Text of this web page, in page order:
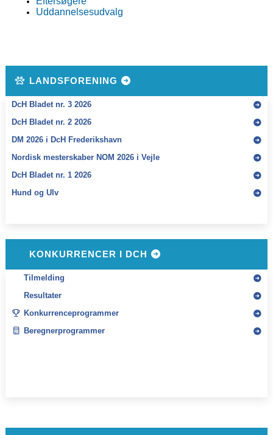
Uddannelsesudvalg
LANDSFORENING
DcH Bladet nr. 3 2026
DcH Bladet nr. 2 2026
DM 2026 i DcH Frederikshavn
Nordisk mesterskaber NOM 2026 i Vejle
DcH Bladet nr. 1 2026
Hund og Ulv
KONKURRENCER I DCH
Tilmelding
Resultater
Konkurrenceprogrammer
Beregnerprogrammer